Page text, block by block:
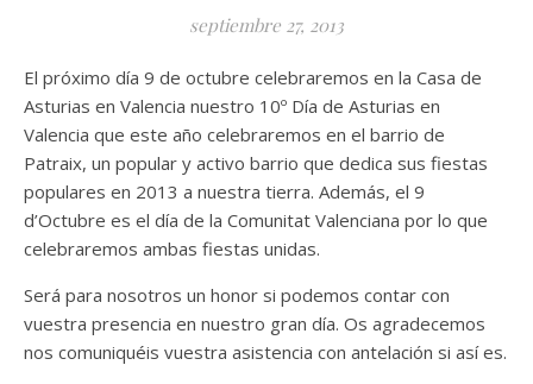
septiembre 27, 2013
El próximo día 9 de octubre celebraremos en la Casa de
Asturias en Valencia nuestro 10º Día de Asturias en
Valencia que este año celebraremos en el barrio de
Patraix, un popular y activo barrio que dedica sus fiestas
populares en 2013 a nuestra tierra. Además, el 9
d’Octubre es el día de la Comunitat Valenciana por lo que
celebraremos ambas fiestas unidas.
Será para nosotros un honor si podemos contar con
vuestra presencia en nuestro gran día. Os agradecemos
nos comuniquéis vuestra asistencia con antelación si así es.